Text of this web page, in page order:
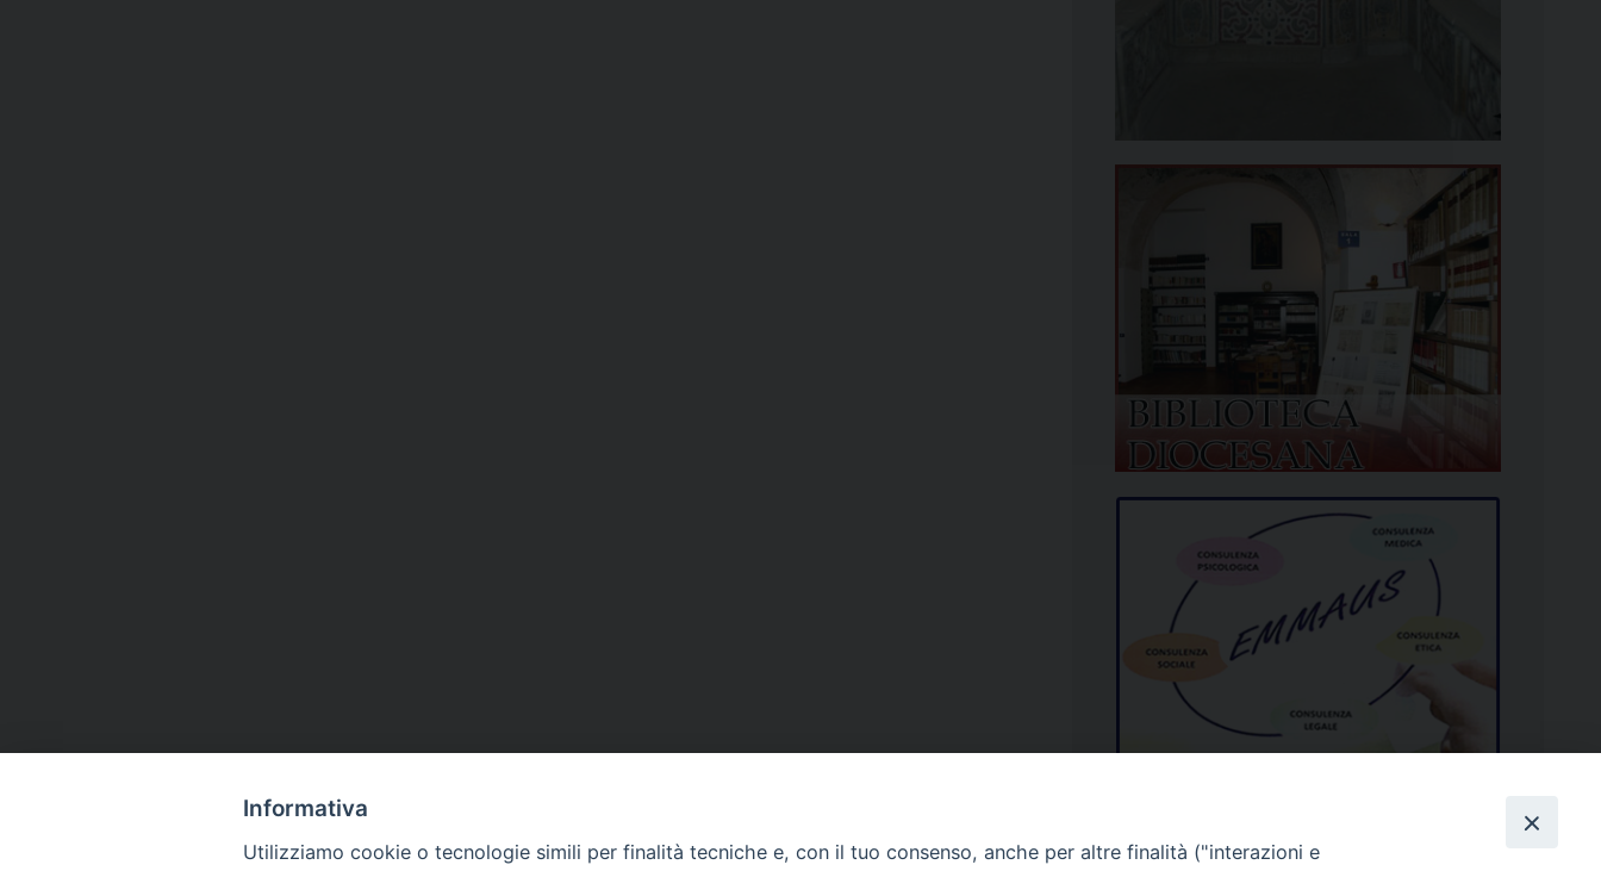
Informativa
Utilizziamo cookie o tecnologie simili per finalità tecniche e, con il tuo consenso, anche per altre finalità ("interazioni e